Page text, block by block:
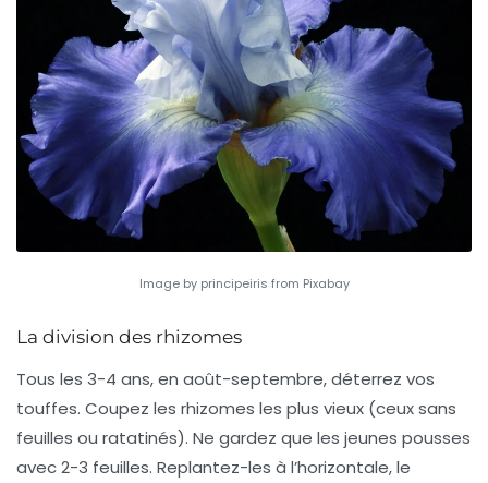
Image by principeiris from Pixabay
La division des rhizomes
Tous les 3-4 ans, en août-septembre, déterrez vos
touffes. Coupez les rhizomes les plus vieux (ceux sans
feuilles ou ratatinés). Ne gardez que les jeunes pousses
avec 2-3 feuilles. Replantez-les à l’horizontale, le